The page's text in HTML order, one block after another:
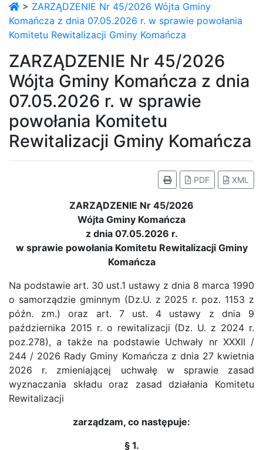
> ZARZĄDZENIE Nr 45/2026 Wójta Gminy
Komańcza z dnia 07.05.2026 r. w sprawie powołania
Komitetu Rewitalizacji Gminy Komańcza
ZARZĄDZENIE Nr 45/2026
Wójta Gminy Komańcza z dnia
07.05.2026 r. w sprawie
powołania Komitetu
Rewitalizacji Gminy Komańcza
PDF XML
ZARZĄDZENIE Nr 45/2026
Wójta Gminy Komańcza
z dnia 07.05.2026 r.
w sprawie powołania Komitetu Rewitalizacji Gminy
Komańcza
Na podstawie art. 30 ust.1 ustawy z dnia 8 marca 1990
o samorządzie gminnym (Dz.U. z 2025 r. poz. 1153 z
późn. zm.) oraz art. 7 ust. 4 ustawy z dnia 9
października 2015 r. o rewitalizacji (Dz. U. z 2024 r.
poz.278), a także na podstawie Uchwały nr XXXII /
244 / 2026 Rady Gminy Komańcza z dnia 27 kwietnia
2026 r. zmieniającej uchwałę w sprawie zasad
wyznaczania składu oraz zasad działania Komitetu
Rewitalizacji
zarządzam, co następuje:
§ 1.